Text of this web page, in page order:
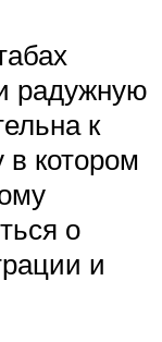
радужную
к
котором
о
и